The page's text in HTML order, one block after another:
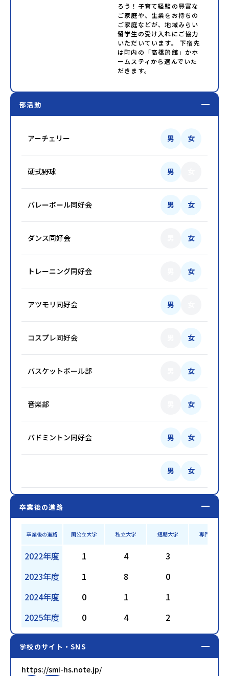
ろう！子育て経験の豊富な
ご家庭や、生業をお持ちの
ご家庭などが、地域みらい
留学生の受け入れにご協力
いただいています。 下宿先
は町内の「高橋旅館」かホ
ームスティから選んでいた
だきます。
部活動
アーチェリー 男 女
硬式野球 男
バレーボール同好会 男 女
ダンス同好会 女
トレーニング同好会 女
アツモリ同好会 男
コスプレ同好会 女
バスケットボール部 女
音楽部 女
バドミントン同好会 男 女
男 女
卒業後の進路
卒業後の進路 国公立大学 私立大学 短期大学 専門学校
2022年度 1 4 3
2023年度
1 8 0
2024年度
0 1 1
2025年度
0 4 2
学校のサイト・SNS
https://smi-hs.note.jp/